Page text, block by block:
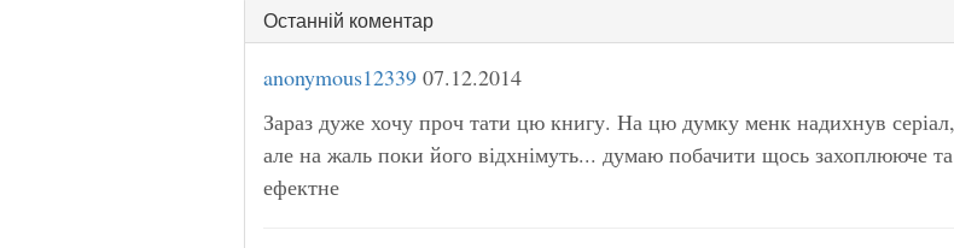
Останній коментар
anonymous12339 07.12.2014
Зараз дуже хочу проч тати цю книгу. На цю думку менк надихнув серіал,
але на жаль поки його відхнімуть... думаю побачити щось захоплююче та
ефектне